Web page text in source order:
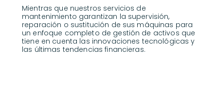
Mientras que nuestros servicios de
mantenimiento garantizan la supervisión,
reparación o sustitución de sus máquinas para
un enfoque completo de gestión de activos que
tiene en cuenta las innovaciones tecnológicas y
las últimas tendencias financieras.